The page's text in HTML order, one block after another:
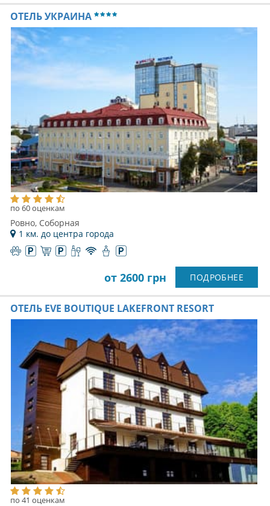
ОТЕЛЬ УКРАИНА
по 60 оценкам
Ровно, Соборная
1 км. до центра города
от 2600 грн ПОДРОБНЕЕ
ОТЕЛЬ EVE BOUTIQUE LAKEFRONT RESORT
по 41 оценкам